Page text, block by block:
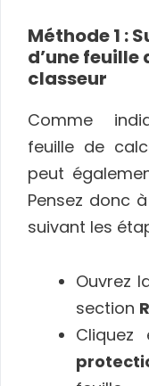
Méthode 1 :
d’une feuille
classeur
Comme
feuille de
peut
Pensez donc
suivant les
Ouvrez
section
Cliquez